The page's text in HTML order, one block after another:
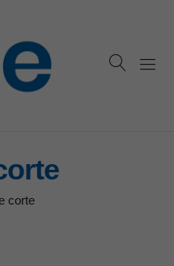
corte